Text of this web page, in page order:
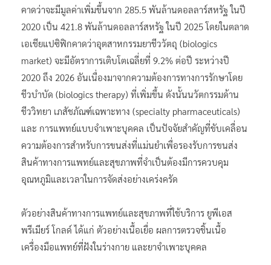
คาดว่าจะมีมูลค่าเพิ่มขึ้นจาก 285.5 พันล้านดอลลาร์สหรัฐ ในปี
2020 เป็น 421.8 พันล้านดอลลาร์สหรัฐ ในปี 2025 โดยในตลาด
เอเชียแปซิฟิกคาดว่าอุตสาหกรรมยาชีววัตถุ (biologics
market) จะมีอัตราการเติบโตเฉลี่ยที่ 9.2% ต่อปี ระหว่างปี
2020 ถึง 2026 อันเนื่องมาจากความต้องการทางการรักษาโดย
ชีวบำบัด (biologics therapy) ที่เพิ่มขึ้น ดังนั้นนวัตกรรมด้าน
ชีววิทยา เภสัชภัณฑ์เฉพาะทาง (specialty pharmaceuticals)
และ การแพทย์แบบจำเพาะบุคคล เป็นปัจจัยสำคัญที่ขับเคลื่อน
ความต้องการสำหรับการขนส่งที่แม่นยำเพื่อรองรับการขนส่ง
สินค้าทางการแพทย์และสุขภาพที่จำเป็นต้องมีการควบคุม
อุณหภูมิและเวลาในการจัดส่งอย่างเคร่งครัด
ตัวอย่างสินค้าทางการแพทย์และสุขภาพที่ใช้บริการ ยูพีเอส
พรีเมียร์ โกลด์ ได้แก่ ตัวอย่างเนื้อเยื่อ ผลการตรวจชิ้นเนื้อ
เครื่องมือแพทย์ที่ฝังในร่างกาย และยาจำเพาะบุคคล